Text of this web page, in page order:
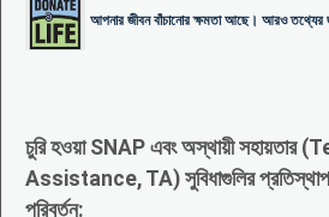
আপনার জীবন বাঁচানোর ক্ষমতা আছে। আরও
চুরি হওয়া SNAP এবং অস্থায়ী সহায়তার
Assistance, TA) সুবিধাগুলির
পরিবর্তন: